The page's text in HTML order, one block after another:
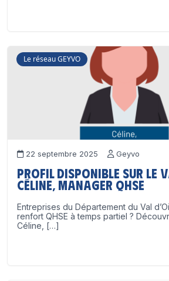
Le réseau GEYVO
22 septembre 2025 Geyvo
Profil disponible sur le
Céline, Manager QHSE
Entreprises du Département du Val
renfort QHSE à temps partiel ?
Céline, […]